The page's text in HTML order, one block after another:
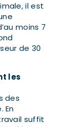
il est
moins 7
de 30
les
des
En
suffit